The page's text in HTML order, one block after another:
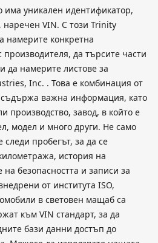
има уникален идентификатор,
наречен VIN. С този Trinity
намерите конкретна
да търсите части
да намерите листове за
Inc. . Това е комбинация от
важна информация, като
производство, завод, в който е
модел и много други. Не само
следи пробегът, за да се
история на
на безопасността и записи за
от института ISO,
в световен мащаб са
към VIN стандарт, за да
бази данни достъп до